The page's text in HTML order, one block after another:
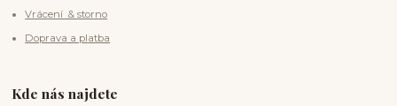
Vrácení & storno
Doprava a platba
Kde nás najdete